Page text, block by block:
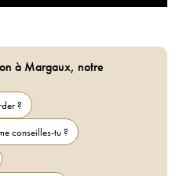
à Margaux, notre
?
conseilles-tu ?